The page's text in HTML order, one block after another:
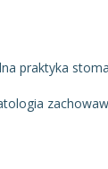
praktyka